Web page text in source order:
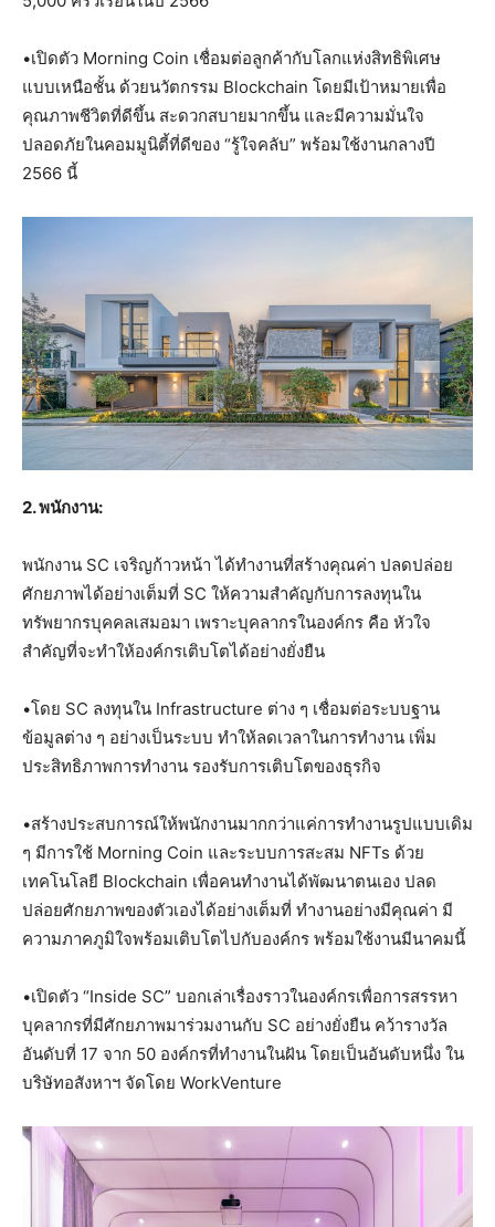
•เปิดตัว Morning Coin เชื่อมต่อลูกค้ากับโลกแห่งสิทธิพิเศษ
แบบเหนือชั้น ด้วยนวัตกรรม Blockchain โดยมีเป้าหมายเพื่อ
คุณภาพชีวิตที่ดีขึ้น สะดวกสบายมากขึ้น และมีความมั่นใจ
ปลอดภัยในคอมมูนิตี้ที่ดีของ “รู้ใจคลับ” พร้อมใช้งานกลางปี
2566 นี้
2. พนักงาน:
พนักงาน SC เจริญก้าวหน้า ได้ทำงานที่สร้างคุณค่า ปลดปล่อย
ศักยภาพได้อย่างเต็มที่ SC ให้ความสำคัญกับการลงทุนใน
ทรัพยากรบุคคลเสมอมา เพราะบุคลากรในองค์กร คือ หัวใจ
สำคัญที่จะทำให้องค์กรเติบโตได้อย่างยั่งยืน
•โดย SC ลงทุนใน Infrastructure ต่าง ๆ เชื่อมต่อระบบฐาน
ข้อมูลต่าง ๆ อย่างเป็นระบบ ทำให้ลดเวลาในการทำงาน เพิ่ม
ประสิทธิภาพการทำงาน รองรับการเติบโตของธุรกิจ
•สร้างประสบการณ์ให้พนักงานมากกว่าแค่การทำงานรูปแบบเดิม
ๆ มีการใช้ Morning Coin และระบบการสะสม NFTs ด้วย
เทคโนโลยี Blockchain เพื่อคนทำงานได้พัฒนาตนเอง ปลด
ปล่อยศักยภาพของตัวเองได้อย่างเต็มที่ ทำงานอย่างมีคุณค่า มี
ความภาคภูมิใจพร้อมเติบโตไปกับองค์กร พร้อมใช้งานมีนาคมนี้
•เปิดตัว “Inside SC” บอกเล่าเรื่องราวในองค์กรเพื่อการสรรหา
บุคลากรที่มีศักยภาพมาร่วมงานกับ SC อย่างยั่งยืน คว้ารางวัล
อันดับที่ 17 จาก 50 องค์กรที่ทำงานในฝัน โดยเป็นอันดับหนึ่ง ใน
บริษัทอสังหาฯ จัดโดย WorkVenture